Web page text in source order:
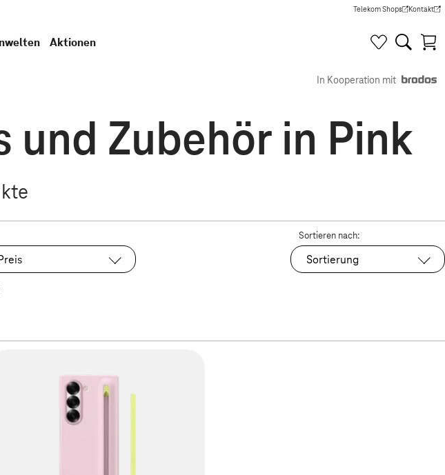
Telekom Shops
(Wird in einem neuen Tab
Kontakt
(Wird in
Aktionen
In Kooperation mit
und Zubehör in Pink
Sortieren nach:
Sortierung